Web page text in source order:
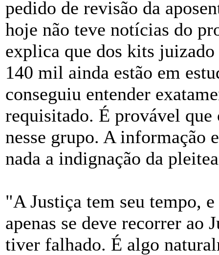
pedido de revisão da
hoje não teve notícias do
explica que dos kits
140 mil ainda estão em
conseguiu entender
requisitado. É provável
nesse grupo. A informação
nada a indignação da
"A Justiça tem seu tempo,
apenas se deve recorrer ao
tiver falhado. É algo